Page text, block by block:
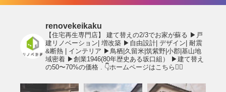
renovekeikaku
【住宅再生専門店】 建て替えの2/3でお家が蘇る ▶︎戸
建リノベーション| 増改築 ▶︎自由設計| デザイン| 耐震
&断熱 | インテリア ▶︎鳥栖|久留米|筑紫野|小郡|基山地
域密着 ▶︎創業1946(80年歴史ある坂口組）
▶︎建て替え
の50〜70%の価格
👇ホームページはこちら💁‍♂️